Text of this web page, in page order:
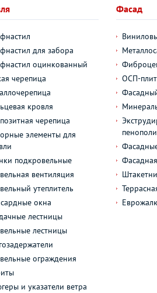
для забора
оцинкованный
черепица
кровля
черепица
элементы для
подкровельные
вентиляция
утеплитель
окна
лестницы
лестницы
ограждения
и указатели ветра
Фасад
ОСП-